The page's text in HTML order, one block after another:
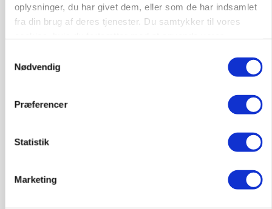
oplysninger, du har givet dem, eller som de har indsamlet
fra din brug af deres tjenester. Du samtykker til vores
Nødvendig
Præferencer
Statistik
Marketing
Markvandring sætter fokus på elefantgræs